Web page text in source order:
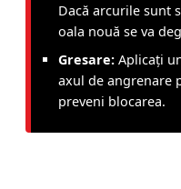
Dacă arcurile sunt
oala nouă se va
Gresare: Aplicați
axul de angrenare
preveni blocarea.